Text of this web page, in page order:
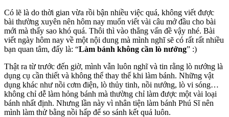
Có lẽ là do thời gian vừa rồi bận nhiều việc quá, không viết được
bài thường xuyên nên hôm nay muốn viết vài câu mở đầu cho bài
mới mà thấy sao khó quá. Thôi thì vào thẳng vấn đề vậy nhé. Bài
viết ngày hôm nay về một nội dung mà mình nghĩ sẽ có rất rất nhiều
bạn quan tâm, đấy là: “Làm bánh không cần lò nướng” :)
Thật ra từ trước đến giờ, mình vẫn luôn nghĩ và tin rằng lò nướng là
dụng cụ cần thiết và không thể thay thế khi làm bánh. Những vật
dụng khác như nồi cơm điện, lò thủy tinh, nồi nướng, lò vi sóng…
không chỉ dễ làm hỏng bánh mà thường chỉ làm được một vài loại
bánh nhất định. Nhưng lần này vì nhân tiện làm bánh Phú Sĩ nên
mình làm thử bằng nồi hấp để so sánh kết quả luôn.